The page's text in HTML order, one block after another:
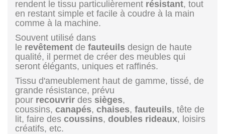
rendent le tissu particulièrement résistant, tout
en restant simple et facile à coudre à la main
comme à la machine.
Souvent utilisé dans
le revêtement de fauteuils design de haute
qualité, il permet de créer des meubles qui
seront élégants, uniques et raffinés.
Tissu d'ameublement haut de gamme, tissé, de
grande résistance, prévu
pour recouvrir des sièges,
coussins, canapés, chaises, fauteuils, tête de
lit, faire des coussins, doubles rideaux, loisirs
créatifs, etc.